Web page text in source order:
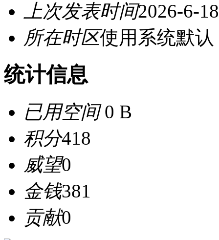
上次发表时间2026-6-
所在时区使用系统默认
统计信息
已用空间0 B
积分418
威望0
金钱381
贡献0